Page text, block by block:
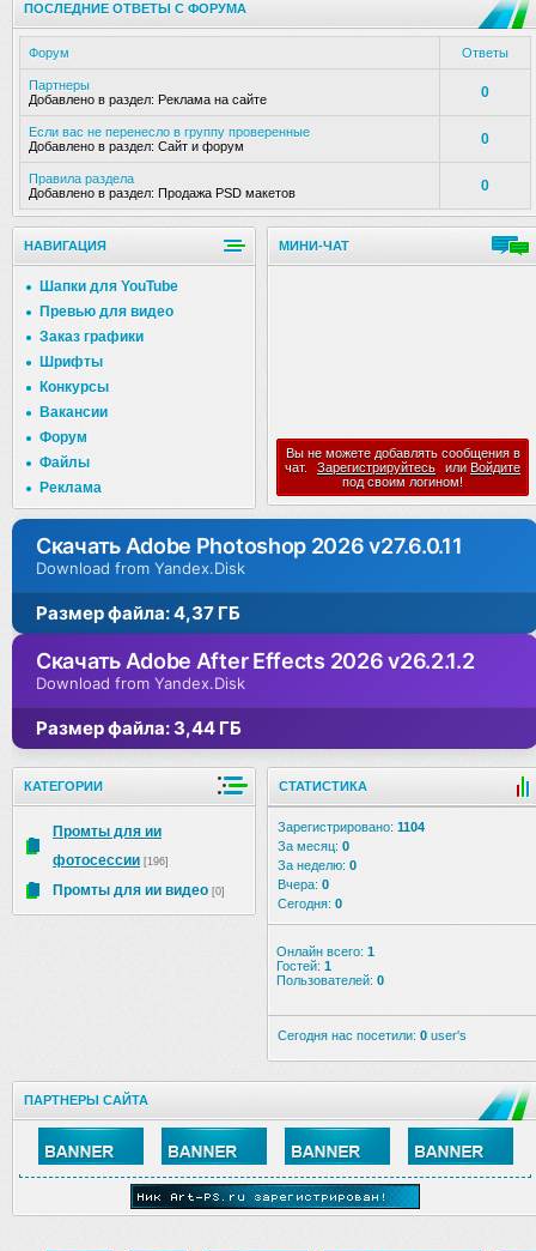
ПОСЛЕДНИЕ ОТВЕТЫ С ФОРУМА
Форум Ответы
Партнеры
Добавлено в раздел: Реклама на сайте 0
Если вас не перенесло в группу проверенные
Добавлено в раздел: Сайт и форум 0
Правила раздела
Добавлено в раздел: Продажа PSD макетов 0
НАВИГАЦИЯ
Шапки для YouTube
Превью для видео
Заказ графики
Шрифты
Конкурсы
Вакансии
Форум
Файлы
Реклама
МИНИ-ЧАТ
Вы не можете добавлять сообщения в
чат.
Зарегистрируйтесь или Войдите
под своим логином!
Скачать Adobe Photoshop 2026 v27.6.0.11
Download from Yandex.Disk
Размер файла: 4,37 ГБ
Скачать Adobe After Effects 2026 v26.2.1.2
Download from Yandex.Disk
Размер файла: 3,44 ГБ
КАТЕГОРИИ
Промты для ии
фотосессии [196]
Промты для ии видео [0]
СТАТИСТИКА
Зарегистрировано: 1104
За месяц: 0
За неделю: 0
Вчера: 0
Сегодня: 0
Онлайн всего: 1
Гостей: 1
Пользователей: 0
Сегодня нас посетили: 0 user's
ПАРТНЕРЫ САЙТА